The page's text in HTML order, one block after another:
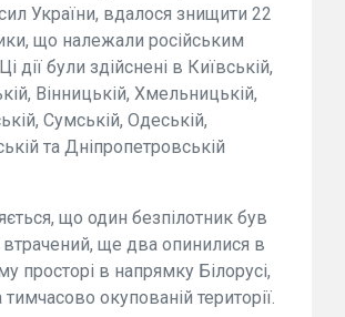
України, вдалося знищити 22
що належали російським
дії були здійснені в Київській,
Вінницькій, Хмельницькій,
Сумській, Одеській,
та Дніпропетровській
що один безпілотник був
втрачений, ще два опинилися в
просторі в напрямку Білорусі,
окупованій території.